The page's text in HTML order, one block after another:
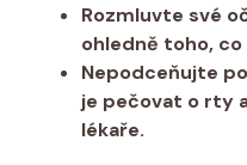
Rozmluvte své
ohledně toho,
Nepodceňujte
je pečovat o rty
lékaře.